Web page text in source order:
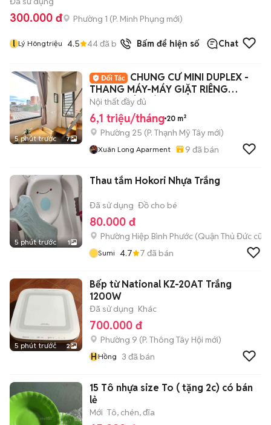
300.000 đ Phường 1 (P. Minh Phụng mới)
l Lý Hôngtriệu 4.5 44đã bán Bấm để hiện số Chat
5 phút trước 7
CHUNG CƯ MINI DUPLEX -
THANG MÁY-MÁY GIẶT RIÊNG
TRUNG TÂM BÌNH THANH
Nội thất đầy đủ
6,1 triệu/tháng 20 m²
Phường 25 (P. Thạnh Mỹ Tây mới)
Xuân Long Aparment 9 đã bán
5 phút trước 1
Thau tắm Hokori Nhựa Trắng
Đã sử dụng Đồ cho bé
80.000 đ
Phường Hiệp Bình Phước (Quận Thủ Đức cũ)
Sumi 4.7 7 đã bán
5 phút trước 2
Bếp từ National KZ-20AT Trắng
1200W
Đã sử dụng Khác
700.000 đ
Phường 9 (P. Thông Tây Hội mới)
HHồng 3 đã bán
15 Tô nhựa size To ( tặng 2c) có bán
lẻ
Mới Tô, chén, đĩa